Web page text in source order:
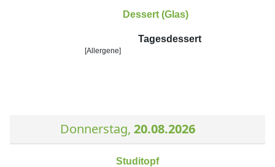
Dessert (Glas)
Tagesdessert
[Allergene]
Donnerstag, 20.08.2026
Studitopf